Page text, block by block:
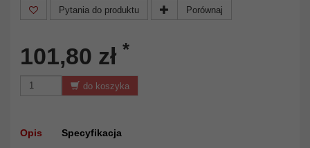
Pytania do produktu Porównaj
101,80 zł *
do koszyka
Opis Specyfikacja